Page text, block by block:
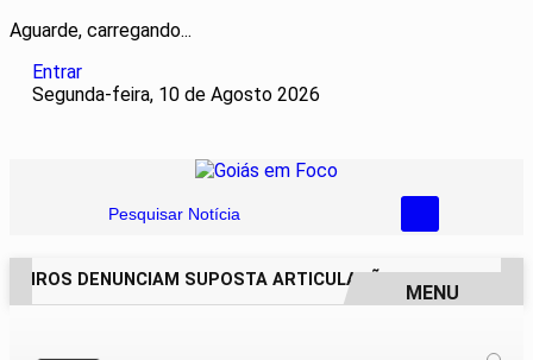
Aguarde, carregando...
Entrar
Segunda-feira, 10 de Agosto 2026
Pesquisar Notícia
DENUNCIAM SUPOSTA ARTICULAÇÃO PARA
MENU